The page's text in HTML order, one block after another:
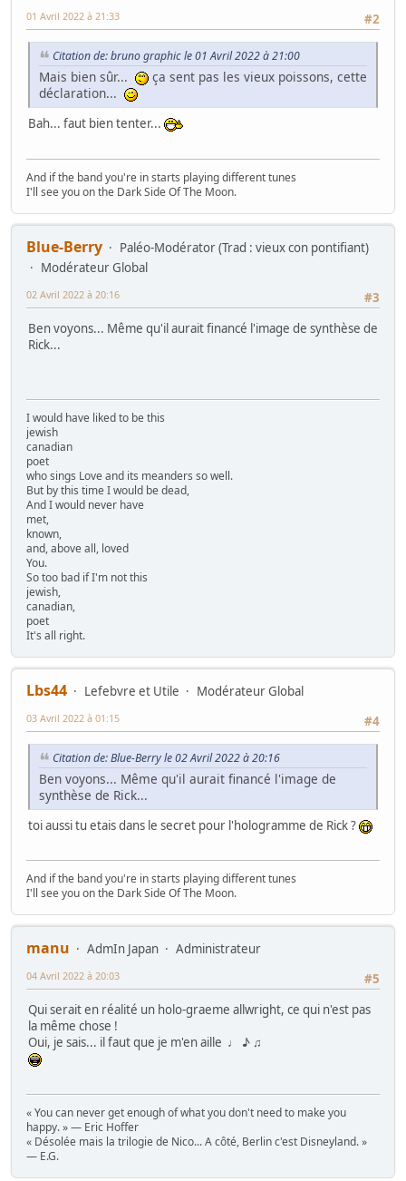
#2
01 Avril 2022 à 21:33
Citation de: bruno graphic le 01 Avril 2022 à 21:00
Mais bien sûr...
ça sent pas les vieux poissons, cette
déclaration...
Bah... faut bien tenter...
And if the band you're in starts playing different tunes
I'll see you on the Dark Side Of The Moon.
Blue-Berry
Paléo-Modérator (Trad : vieux con pontifiant)
Modérateur Global
#3
02 Avril 2022 à 20:16
Ben voyons... Même qu'il aurait financé l'image de synthèse de
Rick...
I would have liked to be this
jewish
canadian
poet
who sings Love and its meanders so well.
But by this time I would be dead,
And I would never have
met,
known,
and, above all, loved
You.
So too bad if I'm not this
jewish,
canadian,
poet
It's all right.
Lbs44 Lefebvre et Utile
Modérateur Global
#4
03 Avril 2022 à 01:15
Citation de: Blue-Berry le 02 Avril 2022 à 20:16
Ben voyons... Même qu'il aurait financé l'image de
synthèse de Rick...
toi aussi tu etais dans le secret pour l'hologramme de Rick ?
And if the band you're in starts playing different tunes
I'll see you on the Dark Side Of The Moon.
manu AdmIn Japan
Administrateur
#5
04 Avril 2022 à 20:03
Qui serait en réalité un holo-graeme allwright, ce qui n'est pas
la même chose !
Oui, je sais... il faut que je m'en aille ♩ ♪ ♫
« You can never get enough of what you don't need to make you
happy. » — Eric Hoffer
« Désolée mais la trilogie de Nico... A côté, Berlin c'est Disneyland. »
— E.G.